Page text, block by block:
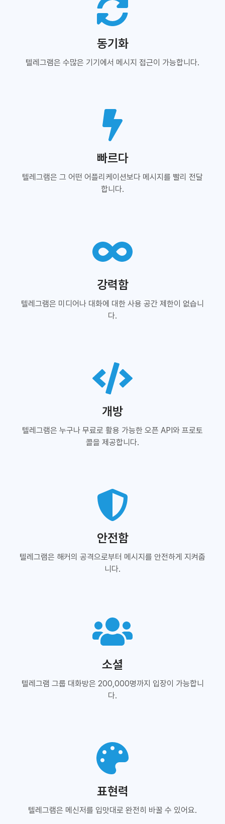
동기화
텔레그램은 수많은 기기에서 메시지 접근이 가능합니다.
빠르다
텔레그램은 그 어떤 어플리케이션보다 메시지를 빨리 전달
합니다.
강력함
텔레그램은 미디어나 대화에 대한 사용 공간 제한이 없습니
다.
개방
텔레그램은 누구나 무료로 활용 가능한 오픈 API와 프로토
콜을 제공합니다.
안전함
텔레그램은 해커의 공격으로부터 메시지를 안전하게 지켜줍
니다.
소셜
텔레그램 그룹 대화방은 200,000명까지 입장이 가능합니
다.
표현력
텔레그램은 메신저를 입맛대로 완전히 바꿀 수 있어요.